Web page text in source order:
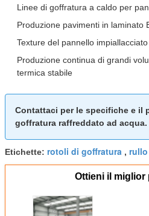
Linee di goffratura a caldo per
Produzione pavimenti in laminato
Texture del pannello
Produzione continua di grandi
termica stabile
Contattaci per le specifiche e il
goffratura raffreddato ad acqua.
Etichette: rotoli di goffratura ,
Ottieni il miglior